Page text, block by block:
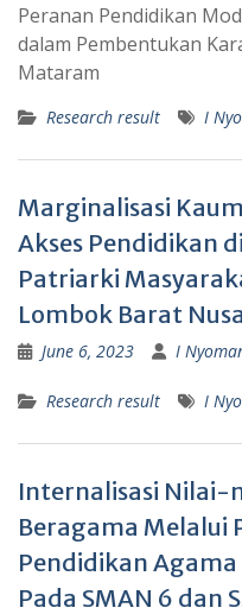
Peranan Pendidikan
dalam Pembentukan
Mataram
Research result I
Marginalisasi
Akses Pendidikan
Patriarki
Lombok Barat
June 6, 2023 I
Research result I
Internalisasi Nilai-
Beragama Melalui
Pendidikan
Pada SMAN 6 dan